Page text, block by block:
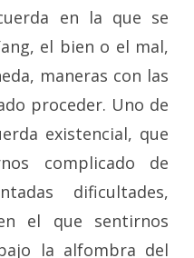
en la que se
el bien o el mal,
maneras con las
proceder. Uno de
existencial, que
complicado de
dificultades,
el que sentirnos
la alfombra del